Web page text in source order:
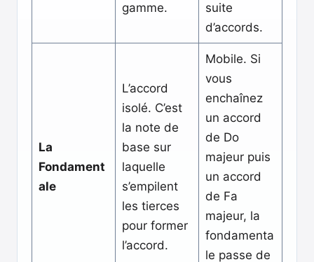
gamme.
suite
d’accords.
La
Fondament
ale
L’accord
isolé. C’est
la note de
base sur
laquelle
s’empilent
les tierces
pour former
l’accord.
Mobile. Si
vous
enchaînez
un accord
de Do
majeur puis
un accord
de Fa
majeur, la
fondamenta
le passe de